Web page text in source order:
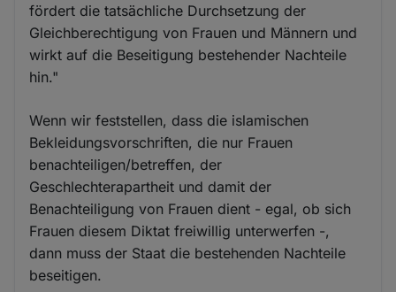
fördert die tatsächliche Durchsetzung der
Gleichberechtigung von Frauen und Männern und
wirkt auf die Beseitigung bestehender Nachteile
hin."
Wenn wir feststellen, dass die islamischen
Bekleidungsvorschriften, die nur Frauen
benachteiligen/betreffen, der
Geschlechterapartheit und damit der
Benachteiligung von Frauen dient - egal, ob sich
Frauen diesem Diktat freiwillig unterwerfen -,
dann muss der Staat die bestehenden Nachteile
beseitigen.